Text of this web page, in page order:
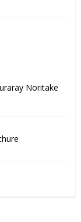
Noritake